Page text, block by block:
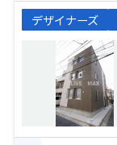
デザイナーズ